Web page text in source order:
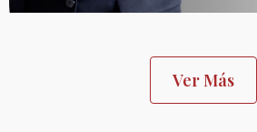
Ver Más